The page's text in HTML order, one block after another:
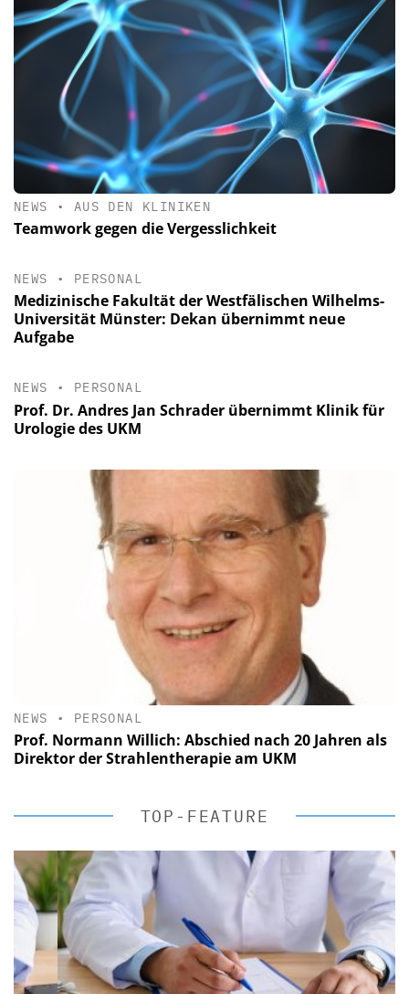
NEWS • AUS DEN KLINIKEN
Teamwork gegen die Vergesslichkeit
NEWS • PERSONAL
Medizinische Fakultät der Westfälischen Wilhelms-
Universität Münster: Dekan übernimmt neue
Aufgabe
NEWS • PERSONAL
Prof. Dr. Andres Jan Schrader übernimmt Klinik für
Urologie des UKM
NEWS • PERSONAL
Prof. Normann Willich: Abschied nach 20 Jahren als
Direktor der Strahlentherapie am UKM
TOP-FEATURE